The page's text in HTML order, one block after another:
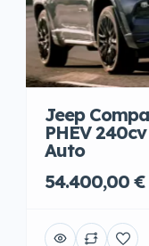
Jeep
PHEV
Auto
54.400,00 €